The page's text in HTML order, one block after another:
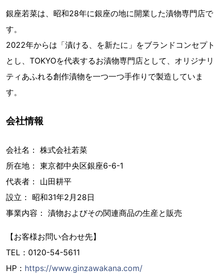
銀座若菜は、昭和28年に銀座の地に開業した漬物専門店で
す。
2022年からは「漬ける、を新たに」をブランドコンセプト
とし、TOKYOを代表するお漬物専門店として、オリジナリ
ティあふれる創作漬物を一つ一つ手作りで製造していま
す。
会社情報
会社名： 株式会社若菜
所在地： 東京都中央区銀座6-6-1
代表者： 山田耕平
設立： 昭和31年2月28日
事業内容： 漬物およびその関連商品の生産と販売
【お客様お問い合わせ先】
TEL：0120-54-5611
HP： https://www.ginzawakana.com/